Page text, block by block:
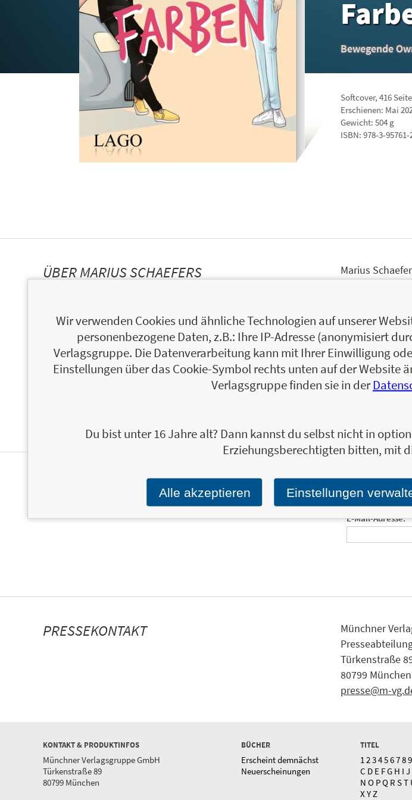
Bewegende
Softcover, 416
Erschienen: Mai
Gewicht: 504 g
ISBN: 978-3-95761-
ÜBER MARIUS SCHAEFERS
Marius
Geschichten
sein. Auf
seinen
seinem
freut Marius sich
Ja, ich will mit
informiert
E-Mail-Adresse:
PRESSEKONTAKT
Münchner
Türkenstraße
80799 München
presse@m-
KONTAKT & PRODUKTINFOS
Münchner Verlagsgruppe GmbH
Türkenstraße 89
80799 München
BÜCHER
Erscheint demnächst
Neuerscheinungen
TITEL
1 23456789
C D E FG H I J
N O PQ R ST
X Y Z
Wir verwenden Cookies und ähnliche Technologien auf unserer
personenbezogene Daten, z.B.: Ihre IP-Adresse (anonymisiert
Verlagsgruppe. Die Datenverarbeitung kann mit Ihrer Einwilligung
Einstellungen über das Cookie-Symbol rechts unten auf der
Verlagsgruppe finden sie in der
Du bist unter 16 Jahre alt? Dann kannst du selbst nicht in
Erziehungsberechtigten bitten, mit
Alle akzeptieren Einstellungen